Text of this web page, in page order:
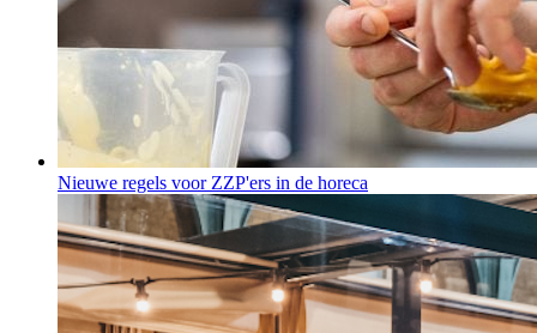
Nieuwe regels voor ZZP'ers in de horeca